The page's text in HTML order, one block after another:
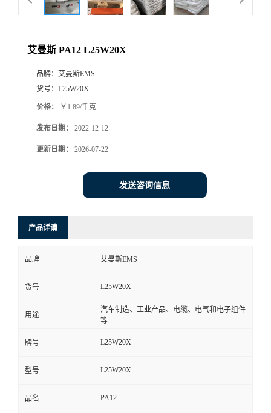
厅
系
艾曼斯 PA12 L25W20X
品牌： 艾曼斯EMS
货号： L25W20X
价格： ￥1.89/千克
发布日期： 2022-12-12
更新日期： 2026-07-22
发送咨询信息
产品详请
品牌 艾曼斯EMS
货号 L25W20X
用途
汽车制造、工业产品、电缆、电气和电子组件
等
牌号 L25W20X
型号 L25W20X
品名 PA12